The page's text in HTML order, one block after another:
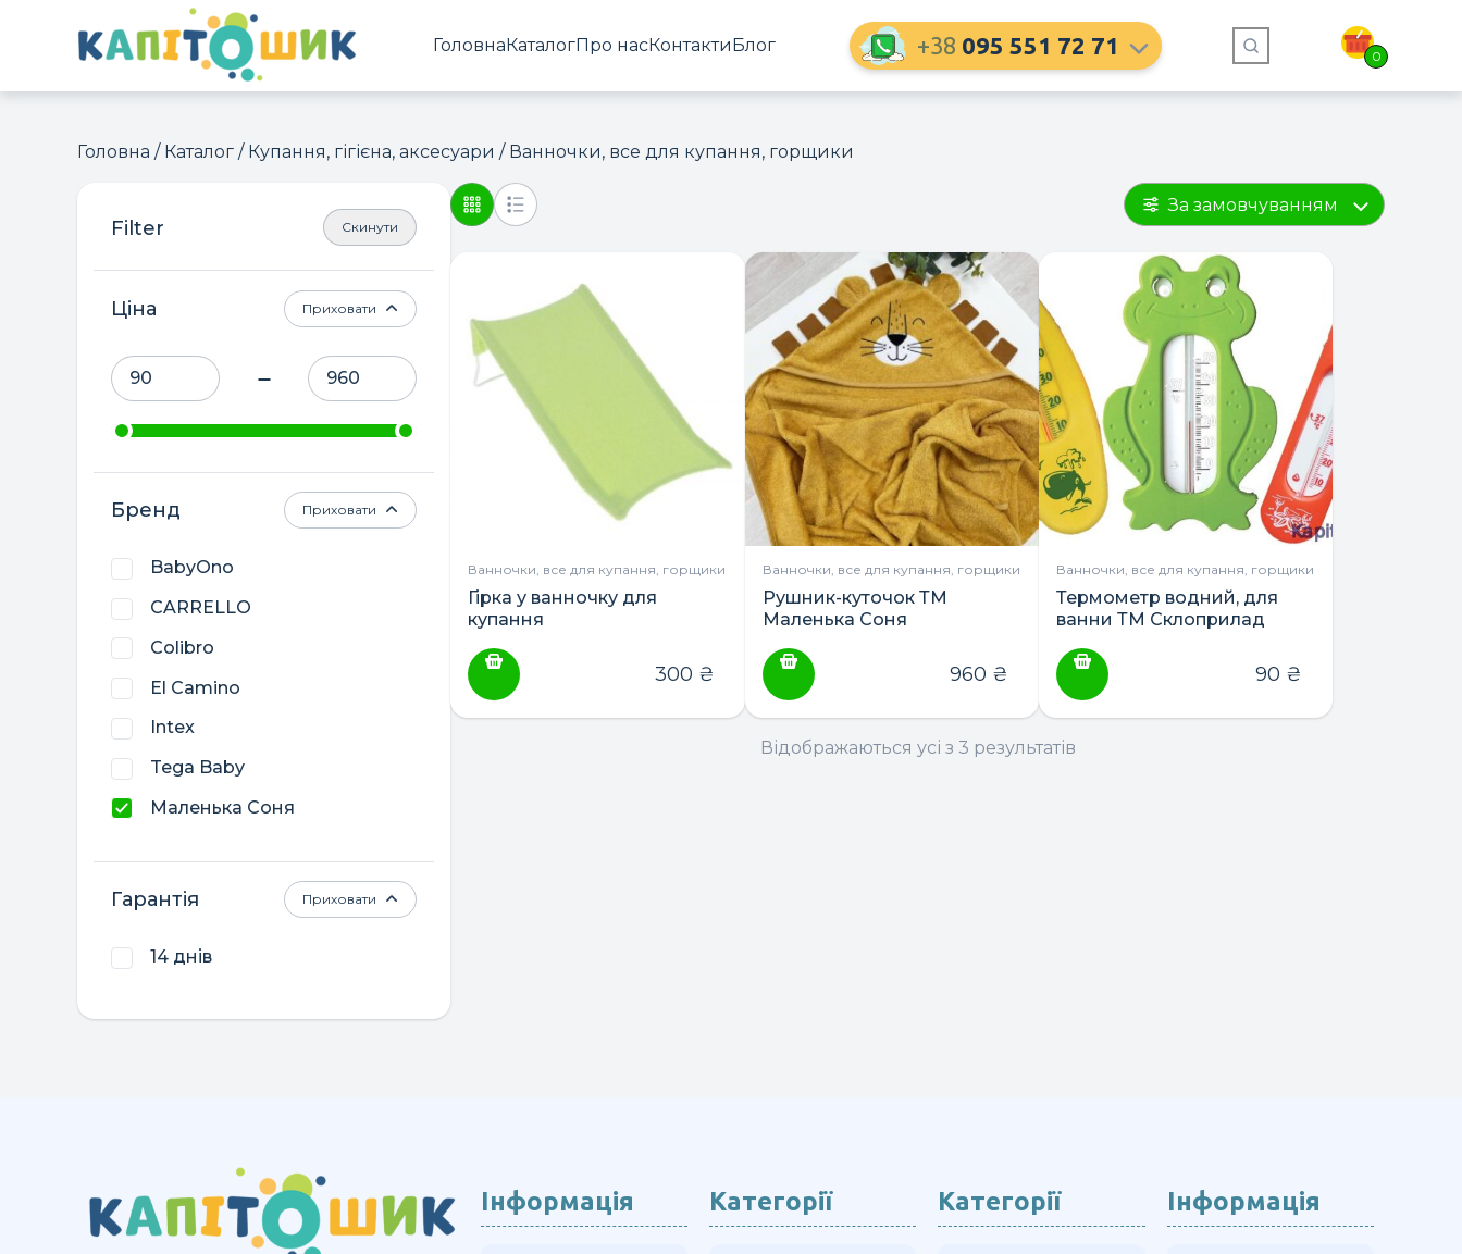
ГоловнаКаталогПро насКонтактиБлог +38 095 551 72 71 0
Головна / Каталог / Купання, гігієна, аксесуари / Ванночки, все для купання, горщики
Скинути
Ціна Приховати
Бренд
BabyOno
CARRELLO
Colibro
El Camino
Intex
Tega Baby
Маленька Соня
Україна
Приховати
Гарантія
14 днів
Приховати
За замовчуванням
Ванночки, все для купання, горщики
Гірка у ванночку для
купання
300 ₴
Ванночки, все для купання, горщики
Рушник-куточок ТМ
Маленька Соня
960 ₴
Ванночки, все для купання, горщики
Термометр водний, для
ванни ТМ Склоприлад
90 ₴
Відображаються усі з 3 результатів
Інформація Категорії Категорії Інформація